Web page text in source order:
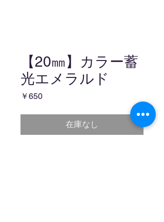
【20㎜】カラー蓄
光エメラルド
￥650価
在庫なし